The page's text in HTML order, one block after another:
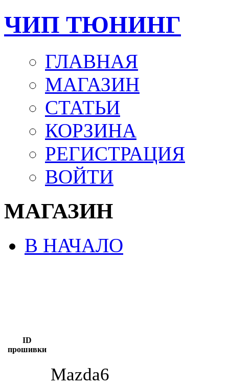
ЧИП ТЮНИНГ
ГЛАВНАЯ
МАГАЗИН
СТАТЬИ
КОРЗИНА
РЕГИСТРАЦИЯ
ВОЙТИ
МАГАЗИН
В НАЧАЛО
ID
прошивки
Mazda6